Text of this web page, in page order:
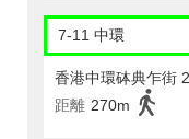
7-11 中環
香港中環砵典乍街
距離 270m